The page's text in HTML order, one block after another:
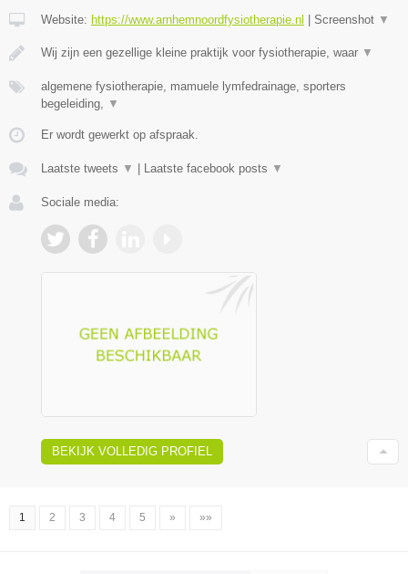
Website: https://www.arnhemnoordfysiotherapie.nl Screenshot ▼
Wij zijn een gezellige kleine praktijk voor fysiotherapie, waar ▼
algemene fysiotherapie, mamuele lymfedrainage, sporters
begeleiding,
▼
Er wordt gewerkt op afspraak.
Laatste tweets ▼ Laatste facebook posts ▼
Sociale media:
BEKIJK VOLLEDIG PROFIEL
1 2 3 4 5 » »»